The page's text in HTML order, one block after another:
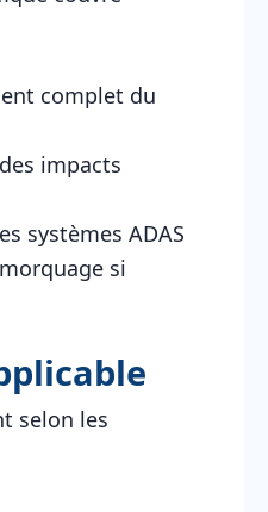
complet du
impacts
systèmes ADAS
si
selon les